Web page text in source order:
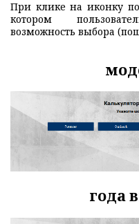
При клике на иконку
котором
возможность выбора
года